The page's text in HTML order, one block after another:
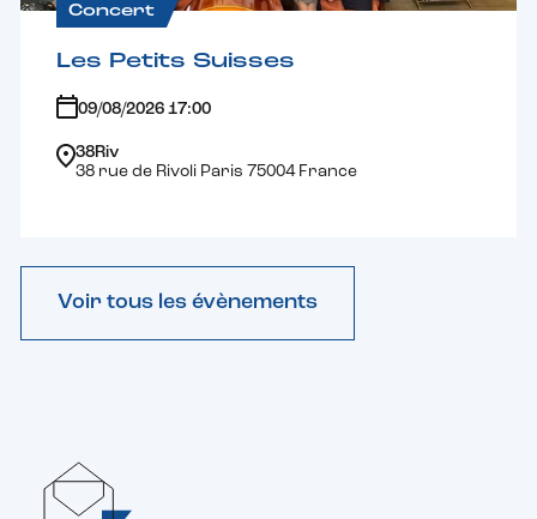
Concert
Les Petits Suisses
09/08/2026 17:00
38Riv
38 rue de Rivoli Paris 75004 France
Voir tous les évènements